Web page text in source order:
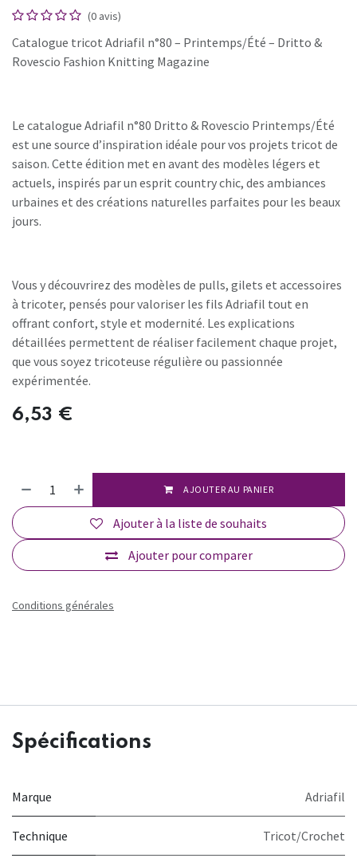
(0 avis)
Catalogue tricot Adriafil n°80 – Printemps/Été – Dritto &
Rovescio Fashion Knitting Magazine
Le catalogue Adriafil n°80 Dritto & Rovescio Printemps/Été
est une source d’inspiration idéale pour vos projets tricot de
saison. Cette édition met en avant des modèles légers et
actuels, inspirés par un esprit country chic, des ambiances
urbaines et des créations naturelles parfaites pour les beaux
jours.
Vous y découvrirez des modèles de pulls, gilets et accessoires
à tricoter, pensés pour valoriser les fils Adriafil tout en
offrant confort, style et modernité. Les explications
détaillées permettent de réaliser facilement chaque projet,
que vous soyez tricoteuse régulière ou passionnée
expérimentée.
6,53 €
AJOUTER AU PANIER
Ajouter pour comparer
Ajouter à la liste de souhaits
Conditions générales
Spécifications
Marque Adriafil
Technique Tricot/Crochet